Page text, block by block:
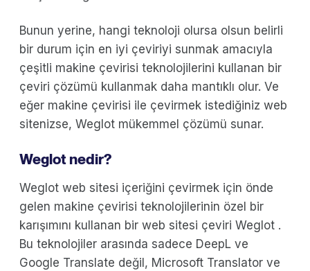
Bunun yerine, hangi teknoloji olursa olsun belirli
bir durum için en iyi çeviriyi sunmak amacıyla
çeşitli makine çevirisi teknolojilerini kullanan bir
çeviri çözümü kullanmak daha mantıklı olur. Ve
eğer makine çevirisi ile çevirmek istediğiniz web
sitenizse, Weglot mükemmel çözümü sunar.
Weglot nedir?
Weglot web sitesi içeriğini çevirmek için önde
gelen makine çevirisi teknolojilerinin özel bir
karışımını kullanan bir web sitesi çeviri Weglot .
Bu teknolojiler arasında sadece DeepL ve
Google Translate değil, Microsoft Translator ve